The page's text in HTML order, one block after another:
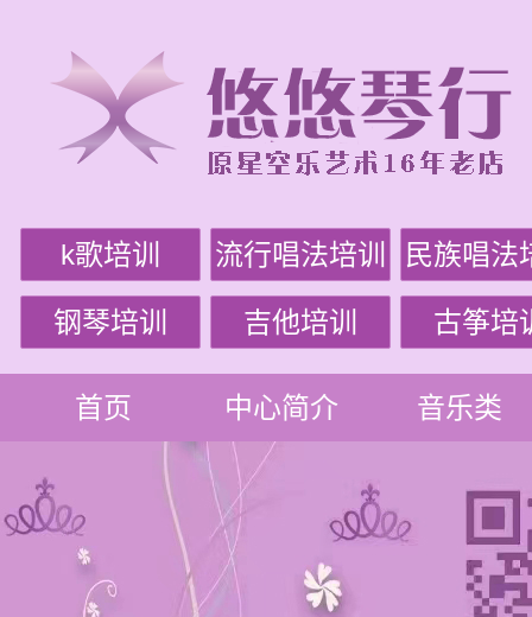
k歌培训 流行唱法培训 民族唱法
钢琴培训 吉他培训 古筝培
首页 中心简介 音乐类